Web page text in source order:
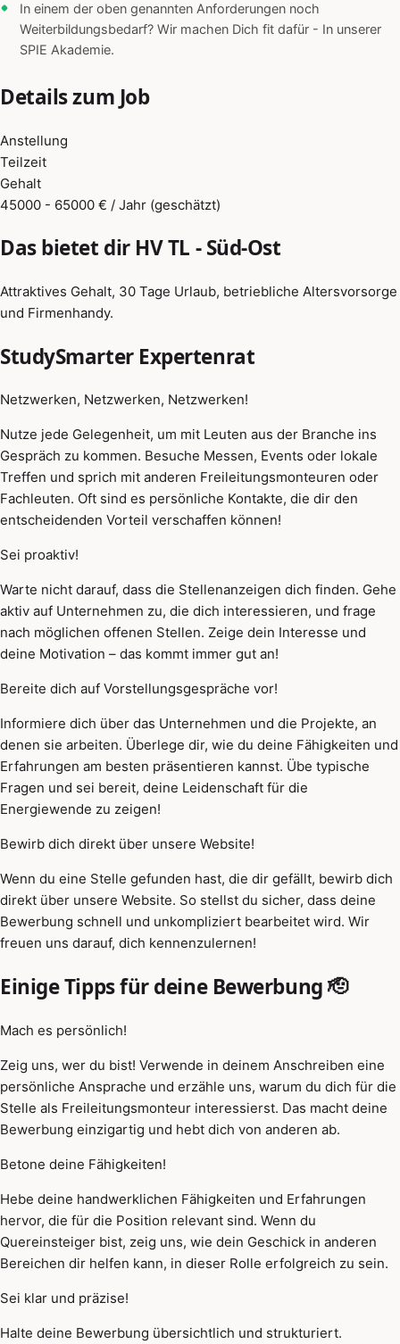
In einem der oben genannten Anforderungen noch
Weiterbildungsbedarf? Wir machen Dich fit dafür - In unserer
SPIE Akademie.
Details zum Job
Anstellung
Teilzeit
Gehalt
45000 - 65000 € / Jahr (geschätzt)
Das bietet dir HV TL - Süd-Ost
Attraktives Gehalt, 30 Tage Urlaub, betriebliche Altersvorsorge
und Firmenhandy.
StudySmarter Expertenrat
Netzwerken, Netzwerken, Netzwerken!
Nutze jede Gelegenheit, um mit Leuten aus der Branche ins
Gespräch zu kommen. Besuche Messen, Events oder lokale
Treffen und sprich mit anderen Freileitungsmonteuren oder
Fachleuten. Oft sind es persönliche Kontakte, die dir den
entscheidenden Vorteil verschaffen können!
Sei proaktiv!
Warte nicht darauf, dass die Stellenanzeigen dich finden. Gehe
aktiv auf Unternehmen zu, die dich interessieren, und frage
nach möglichen offenen Stellen. Zeige dein Interesse und
deine Motivation – das kommt immer gut an!
Bereite dich auf Vorstellungsgespräche vor!
Informiere dich über das Unternehmen und die Projekte, an
denen sie arbeiten. Überlege dir, wie du deine Fähigkeiten und
Erfahrungen am besten präsentieren kannst. Übe typische
Fragen und sei bereit, deine Leidenschaft für die
Energiewende zu zeigen!
Bewirb dich direkt über unsere Website!
Wenn du eine Stelle gefunden hast, die dir gefällt, bewirb dich
direkt über unsere Website. So stellst du sicher, dass deine
Bewerbung schnell und unkompliziert bearbeitet wird. Wir
freuen uns darauf, dich kennenzulernen!
Einige Tipps für deine Bewerbung 🫡
Mach es persönlich!
Zeig uns, wer du bist! Verwende in deinem Anschreiben eine
persönliche Ansprache und erzähle uns, warum du dich für die
Stelle als Freileitungsmonteur interessierst. Das macht deine
Bewerbung einzigartig und hebt dich von anderen ab.
Betone deine Fähigkeiten!
Hebe deine handwerklichen Fähigkeiten und Erfahrungen
hervor, die für die Position relevant sind. Wenn du
Quereinsteiger bist, zeig uns, wie dein Geschick in anderen
Bereichen dir helfen kann, in dieser Rolle erfolgreich zu sein.
Sei klar und präzise!
Halte deine Bewerbung übersichtlich und strukturiert.